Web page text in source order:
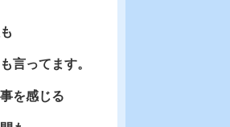
言ってます。
を感じる